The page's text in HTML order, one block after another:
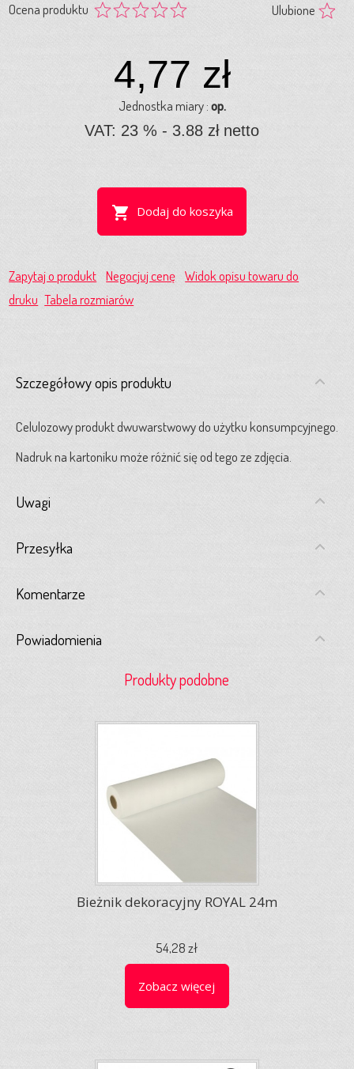
Ocena produktu Ulubione
4,77 zł
Jednostka miary :op.
VAT: 23 % - 3.88 zł netto
shopping_cart Dodaj do koszyka
Zapytaj o produkt Negocjuj cenę Widok opisu towaru do
druku Tabela rozmiarów
Szczegółowy opis produktu
Celulozowy produkt dwuwarstwowy do użytku konsumpcyjnego.
Nadruk na kartoniku może różnić się od tego ze zdjęcia.
Uwagi
Przesyłka
Komentarze
Powiadomienia
Produkty podobne
Bieżnik dekoracyjny ROYAL 24m
54,28 zł
Zobacz więcej